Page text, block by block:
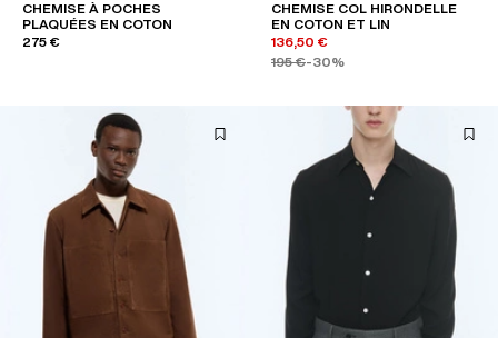
CHEMISE À POCHES
PLAQUÉES EN COTON
275 €
CHEMISE COL HIRONDELLE
EN COTON ET LIN
136,50 €
195 €-30%